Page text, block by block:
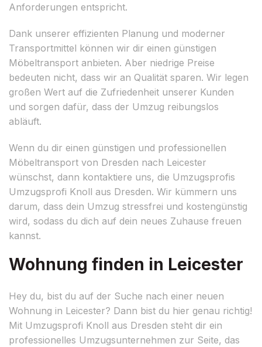
Anforderungen entspricht.
Dank unserer effizienten Planung und moderner
Transportmittel können wir dir einen günstigen
Möbeltransport anbieten. Aber niedrige Preise
bedeuten nicht, dass wir an Qualität sparen. Wir legen
großen Wert auf die Zufriedenheit unserer Kunden
und sorgen dafür, dass der Umzug reibungslos
abläuft.
Wenn du dir einen günstigen und professionellen
Möbeltransport von Dresden nach Leicester
wünschst, dann kontaktiere uns, die Umzugsprofis
Umzugsprofi Knoll aus Dresden. Wir kümmern uns
darum, dass dein Umzug stressfrei und kostengünstig
wird, sodass du dich auf dein neues Zuhause freuen
kannst.
Wohnung finden in Leicester
Hey du, bist du auf der Suche nach einer neuen
Wohnung in Leicester? Dann bist du hier genau richtig!
Mit Umzugsprofi Knoll aus Dresden steht dir ein
professionelles Umzugsunternehmen zur Seite, das